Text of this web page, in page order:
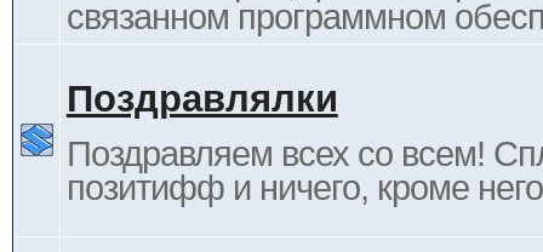
связанном программном
Поздравлялки
Поздравляем всех со всем!
позитифф и ничего, кроме